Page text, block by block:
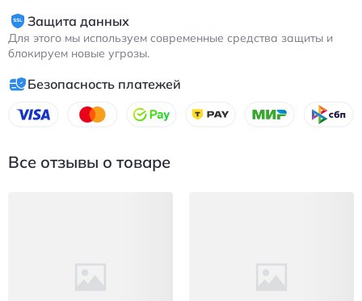
Защита данных
Для этого мы используем современные средства защиты и
блокируем новые угрозы.
Безопасность платежей
Все отзывы о товаре